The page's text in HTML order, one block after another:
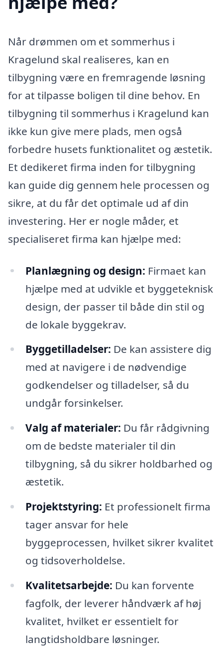
Når drømmen om et sommerhus i
Kragelund skal realiseres, kan en
tilbygning være en fremragende løsning
for at tilpasse boligen til dine behov. En
tilbygning til sommerhus i Kragelund kan
ikke kun give mere plads, men også
forbedre husets funktionalitet og æstetik.
Et dedikeret firma inden for tilbygning
kan guide dig gennem hele processen og
sikre, at du får det optimale ud af din
investering. Her er nogle måder, et
specialiseret firma kan hjælpe med:
Planlægning og design: Firmaet kan
hjælpe med at udvikle et byggeteknisk
design, der passer til både din stil og
de lokale byggekrav.
Byggetilladelser: De kan assistere dig
med at navigere i de nødvendige
godkendelser og tilladelser, så du
undgår forsinkelser.
Valg af materialer: Du får rådgivning
om de bedste materialer til din
tilbygning, så du sikrer holdbarhed og
æstetik.
Projektstyring: Et professionelt firma
tager ansvar for hele
byggeprocessen, hvilket sikrer kvalitet
og tidsoverholdelse.
Kvalitetsarbejde: Du kan forvente
fagfolk, der leverer håndværk af høj
kvalitet, hvilket er essentielt for
langtidsholdbare løsninger.